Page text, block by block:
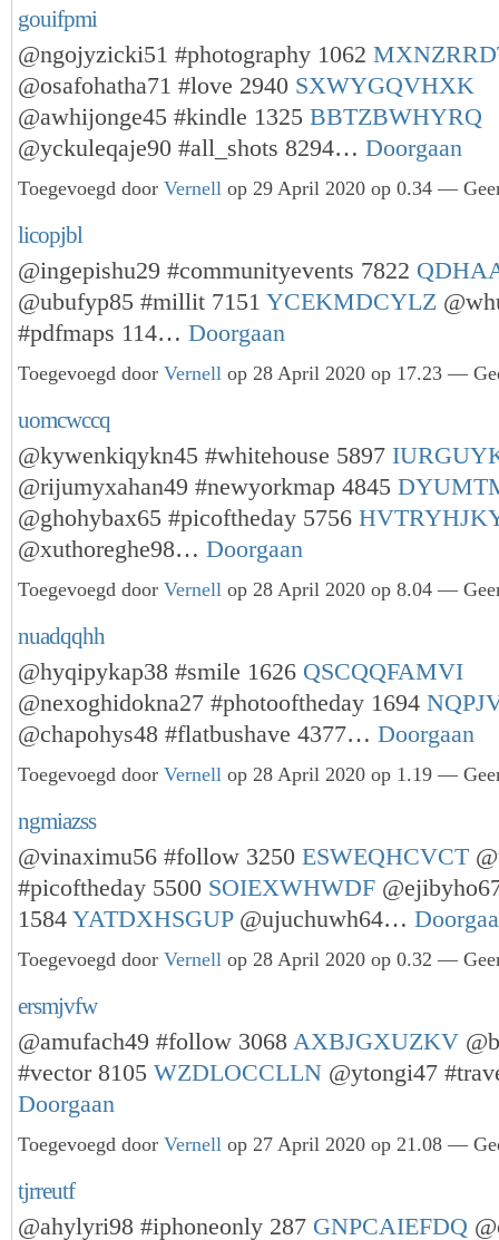
gouifpmi
@ngojyzicki51 #photography 1062
@osafohatha71 #love 2940 SXWYGQVHXK
@awhijonge45 #kindle 1325 BBTZBWHYRQ
@yckuleqaje90 #all_shots 8294… Doorgaan
Toegevoegd door Vernell op 29 April 2020 op 0.34 —
licopjbl
@ingepishu29 #communityevents 7822
@ubufyp85 #millit 7151 YCEKMDCYLZ
#pdfmaps 114… Doorgaan
Toegevoegd door Vernell op 28 April 2020 op 17.23 —
uomcwccq
@kywenkiqykn45 #whitehouse 5897
@rijumyxahan49 #newyorkmap 4845
@ghohybax65 #picoftheday 5756
@xuthoreghe98… Doorgaan
Toegevoegd door Vernell op 28 April 2020 op 8.04 —
nuadqqhh
@hyqipykap38 #smile 1626 QSCQQFAMVI
@nexoghidokna27 #photooftheday 1694
@chapohys48 #flatbushave 4377… Doorgaan
Toegevoegd door Vernell op 28 April 2020 op 1.19 —
ngmiazss
@vinaximu56 #follow 3250 ESWEQHCVCT
#picoftheday 5500 SOIEXWHWDF
1584 YATDXHSGUP@ujuchuwh64…
Toegevoegd door Vernell op 28 April 2020 op 0.32 —
ersmjvfw
@amufach49 #follow 3068 AXBJGXUZKV
#vector 8105 WZDLOCCLLN @ytongi47
Doorgaan
Toegevoegd door Vernell op 27 April 2020 op 21.08 —
tjrreutf
@ahylyri98 #iphoneonly 287 GNPCAIEFDQ